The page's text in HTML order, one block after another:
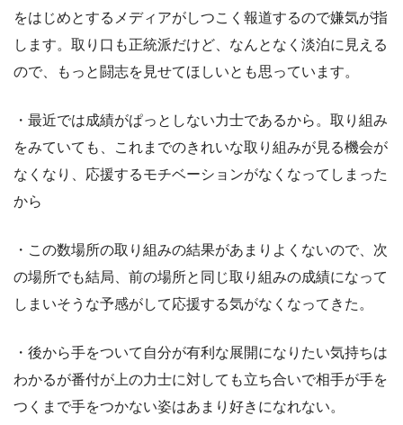
をはじめとするメディアがしつこく報道するので嫌気が指
します。取り口も正統派だけど、なんとなく淡泊に見える
ので、もっと闘志を見せてほしいとも思っています。
・最近では成績がぱっとしない力士であるから。取り組み
をみていても、これまでのきれいな取り組みが見る機会が
なくなり、応援するモチベーションがなくなってしまった
から
・この数場所の取り組みの結果があまりよくないので、次
の場所でも結局、前の場所と同じ取り組みの成績になって
しまいそうな予感がして応援する気がなくなってきた。
・後から手をついて自分が有利な展開になりたい気持ちは
わかるが番付が上の力士に対しても立ち合いで相手が手を
つくまで手をつかない姿はあまり好きになれない。